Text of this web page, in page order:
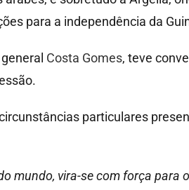
para a independência da
Costa Gomes, teve
particulares
mundo, vira-se com força para